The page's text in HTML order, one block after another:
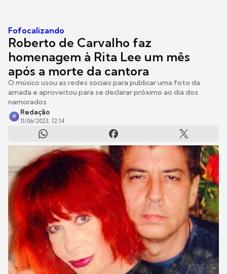
Fofocalizando
Roberto de Carvalho faz
homenagem à Rita Lee um mês
após a morte da cantora
O músico usou as redes sociais para publicar uma foto da
amada e aproveitou para se declarar próximo ao dia dos
namorados
R
Redação
11/06/2023, 12:14